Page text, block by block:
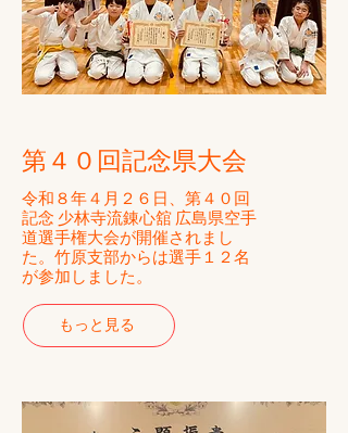
​第４０回記念県大会
​令和８年４月２６日、第４０回
記念 少林寺流錬心舘 広島県空手
道選手権大会が開催されまし
た。竹原支部からは選手１２名
が参加しました。
もっと見る